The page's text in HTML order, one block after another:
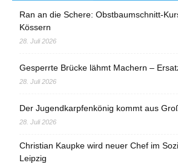
Ran an die Schere: Obstbaumschnitt-
Kössern
28. Juli 2026
Gesperrte Brücke lähmt Machern –
28. Juli 2026
Der Jugendkarpfenkönig kommt aus
28. Juli 2026
Christian Kaupke wird neuer Chef im
Leipzig